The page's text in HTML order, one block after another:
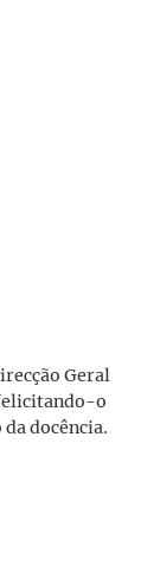
Geral
o
docência.